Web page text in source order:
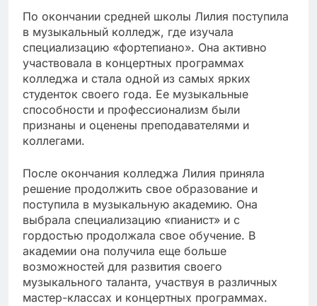
По окончании средней школы Лилия поступила
в музыкальный колледж, где изучала
специализацию «фортепиано». Она активно
участвовала в концертных программах
колледжа и стала одной из самых ярких
студенток своего года. Ее музыкальные
способности и профессионализм были
признаны и оценены преподавателями и
коллегами.
После окончания колледжа Лилия приняла
решение продолжить свое образование и
поступила в музыкальную академию. Она
выбрала специализацию «пианист» и с
гордостью продолжала свое обучение. В
академии она получила еще больше
возможностей для развития своего
музыкального таланта, участвуя в различных
мастер-классах и концертных программах.